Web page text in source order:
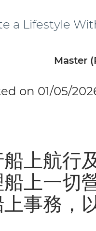
a Lifestyle
Master
on 01/05/
上航行
上一切
事務，